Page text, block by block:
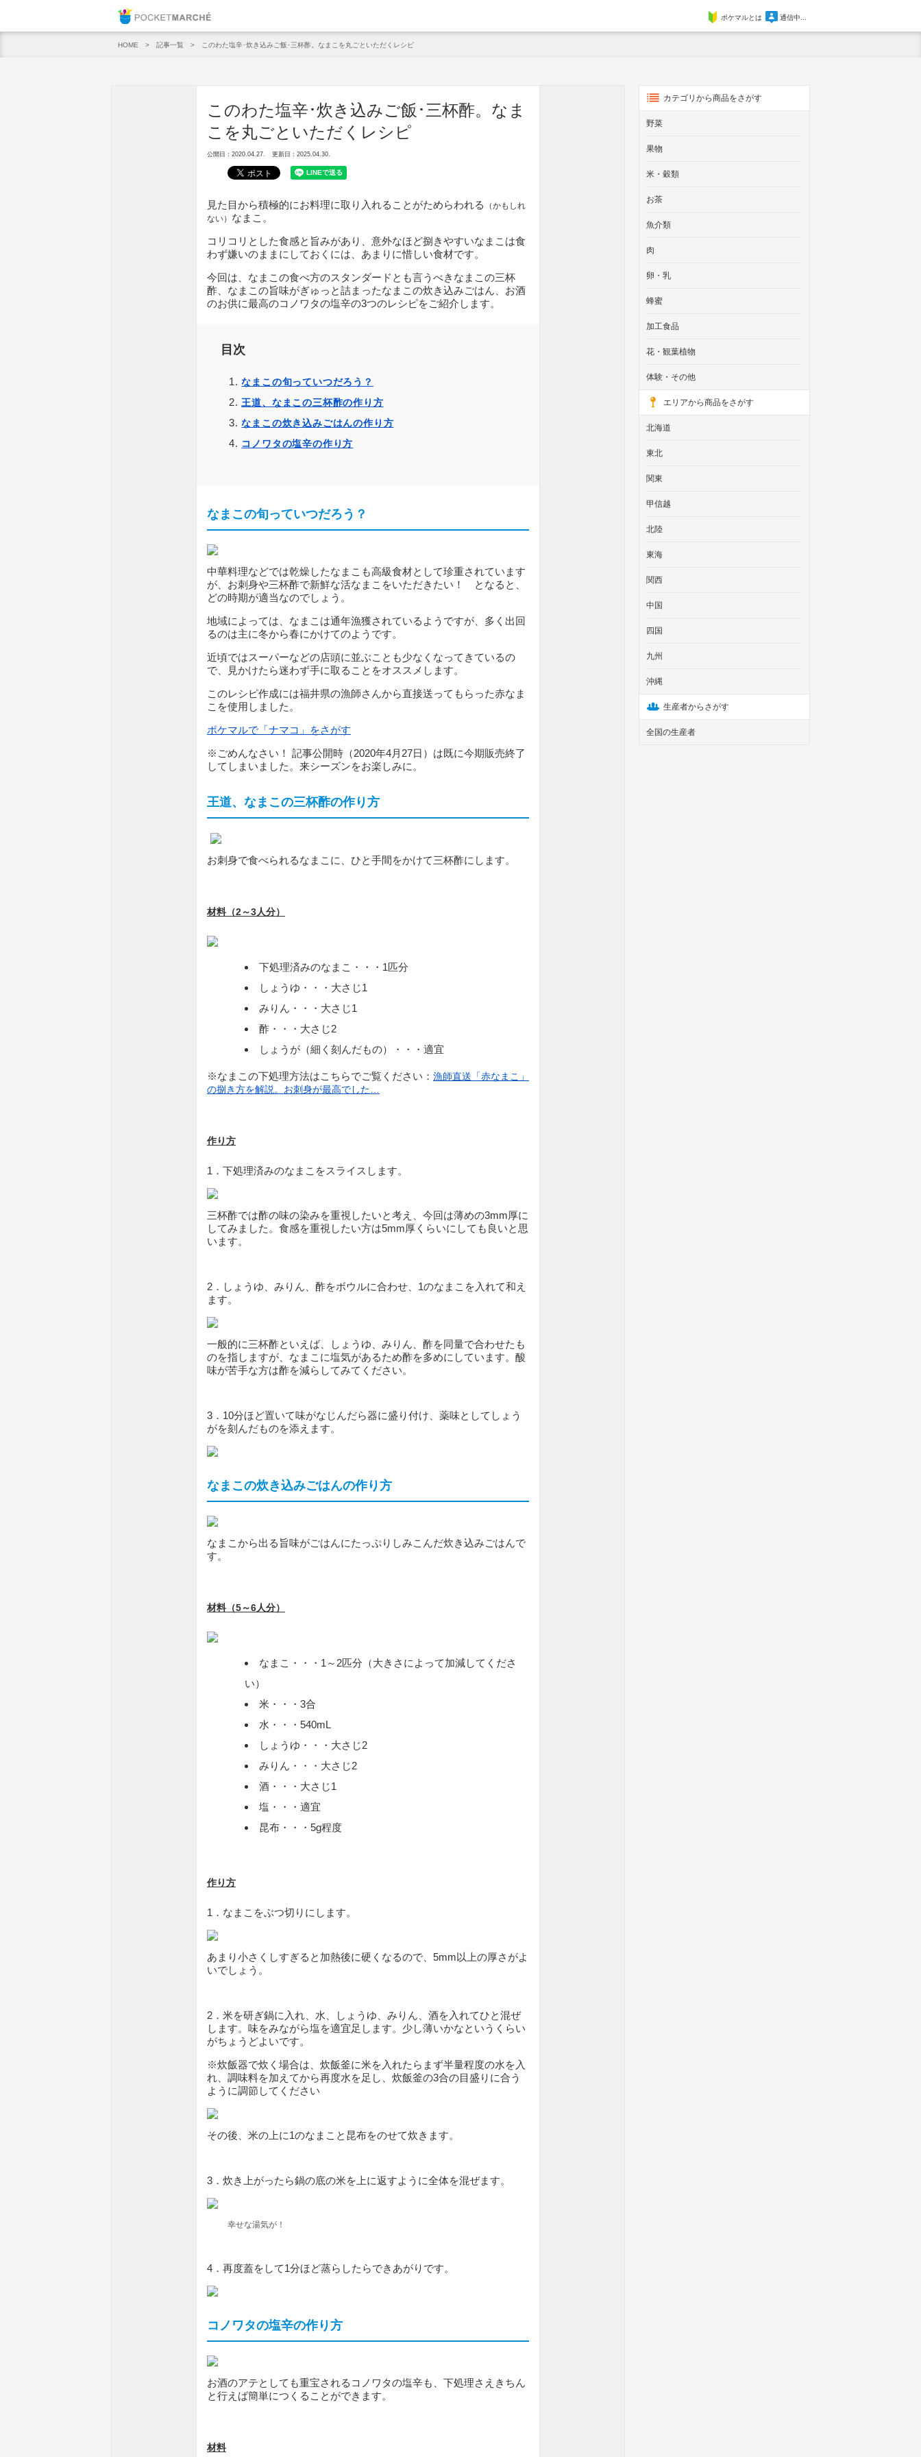
ポケマルとは 通信中...
HOME 記事一覧 このわた塩辛･炊き込みご飯･三杯酢。なまこを丸ごといただくレシピ
このわた塩辛･炊き込みご飯･三杯酢。なま
こを丸ごといただくレシピ
公開日：2020.04.27. 更新日：2025.04.30.
見た目から積極的にお料理に取り入れることがためらわれる
（かもしれ
ない） なまこ。
コリコリとした食感と旨みがあり、意外なほど捌きやすいなまこは食
わず嫌いのままにしておくには、あまりに惜しい食材です。
今回は、なまこの食べ方のスタンダードとも言うべきなまこの三杯
酢、なまこの旨味がぎゅっと詰まったなまこの炊き込みごはん、お酒
のお供に最高のコノワタの塩辛の3つのレシピをご紹介します。
目次
なまこの旬っていつだろう？
王道、なまこの三杯酢の作り方
なまこの炊き込みごはんの作り方
コノワタの塩辛の作り方
なまこの旬っていつだろう？
中華料理などでは乾燥したなまこも高級食材として珍重されています
が、お刺身や三杯酢で新鮮な活なまこをいただきたい！ となると、
どの時期が適当なのでしょう。
地域によっては、なまこは通年漁獲されているようですが、多く出回
るのは主に冬から春にかけてのようです。
近頃ではスーパーなどの店頭に並ぶことも少なくなってきているの
で、見かけたら迷わず手に取ることをオススメします。
このレシピ作成には福井県の漁師さんから直接送ってもらった赤なま
こを使用しました。
ポケマルで「ナマコ」をさがす
※ごめんなさい！ 記事公開時（2020年4月27日）は既に今期販売終了
してしまいました。来シーズンをお楽しみに。
王道、なまこの三杯酢の作り方
お刺身で食べられるなまこに、ひと手間をかけて三杯酢にします。
材料（2～3人分）
下処理済みのなまこ・・・1匹分
しょうゆ・・・大さじ1
みりん・・・大さじ1
酢・・・大さじ2
しょうが（細く刻んだもの）・・・適宜
※なまこの下処理方法はこちらでご覧ください： 漁師直送「赤なまこ」
の捌き方を解説。お刺身が最高でした…
作り方
1．下処理済みのなまこをスライスします。
三杯酢では酢の味の染みを重視したいと考え、今回は薄めの3mm厚に
してみました。食感を重視したい方は5mm厚くらいにしても良いと思
います。
2．しょうゆ、みりん、酢をボウルに合わせ、1のなまこを入れて和え
ます。
一般的に三杯酢といえば、しょうゆ、みりん、酢を同量で合わせたも
のを指しますが、なまこに塩気があるため酢を多めにしています。酸
味が苦手な方は酢を減らしてみてください。
3．10分ほど置いて味がなじんだら器に盛り付け、薬味としてしょう
がを刻んだものを添えます。
なまこの炊き込みごはんの作り方
なまこから出る旨味がごはんにたっぷりしみこんだ炊き込みごはんで
す。
材料（5～6人分）
なまこ・・・1～2匹分（大きさによって加減してくださ
い）
米・・・3合
水・・・540mL
しょうゆ・・・大さじ2
みりん・・・大さじ2
酒・・・大さじ1
塩・・・適宜
昆布・・・5g程度
作り方
1．なまこをぶつ切りにします。
あまり小さくしすぎると加熱後に硬くなるので、5mm以上の厚さがよ
いでしょう。
2．米を研ぎ鍋に入れ、水、しょうゆ、みりん、酒を入れてひと混ぜ
します。味をみながら塩を適宜足します。少し薄いかなというくらい
がちょうどよいです。
※炊飯器で炊く場合は、炊飯釜に米を入れたらまず半量程度の水を入
れ、調味料を加えてから再度水を足し、炊飯釜の3合の目盛りに合う
ように調節してください
その後、米の上に1のなまこと昆布をのせて炊きます。
3．炊き上がったら鍋の底の米を上に返すように全体を混ぜます。
幸せな湯気が！
4．再度蓋をして1分ほど蒸らしたらできあがりです。
コノワタの塩辛の作り方
お酒のアテとしても重宝されるコノワタの塩辛も、下処理さえきちん
と行えば簡単につくることができます。
材料
カテゴリから商品をさがす
野菜
果物
米・穀類
お茶
魚介類
肉
卵・乳
蜂蜜
加工食品
花・観葉植物
体験・その他
エリアから商品をさがす
北海道
東北
関東
甲信越
北陸
東海
関西
中国
四国
九州
沖縄
生産者からさがす
全国の生産者